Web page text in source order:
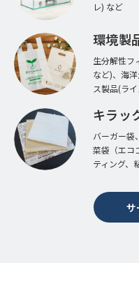
レ) など
環境製
生分解性フ
など)、海
ス製品(ラ
キラッ
バーガー袋
菜袋（エコ
ティング、
サ